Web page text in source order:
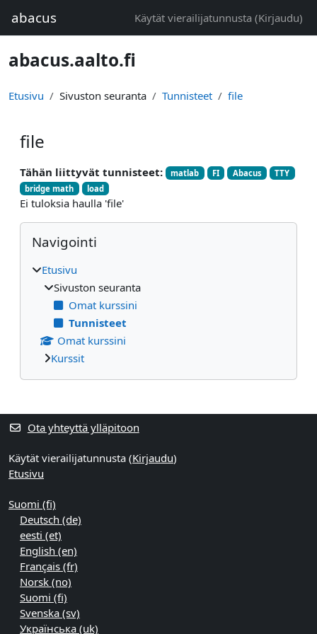
abacus Käytät vierailijatunnusta (Kirjaudu)
abacus.aalto.fi
Etusivu Sivuston seuranta Tunnisteet file
file
Tähän liittyvät tunnisteet: matlab FI Abacus
TTY
bridge math
load
Ei tuloksia haulla 'file'
Lohkot
Ohita Navigointi
Navigointi
Etusivu
Sivuston seuranta
Omat kurssini
Tunnisteet
Omat kurssini
Kurssit
Täydentävät lohkot
Ota yhteyttä ylläpitoon
Käytät vierailijatunnusta (Kirjaudu)
Etusivu
Suomi ‎(fi)‎
Deutsch ‎(de)‎
eesti ‎(et)‎
English ‎(en)‎
Français ‎(fr)‎
Norsk ‎(no)‎
Suomi ‎(fi)‎
Svenska ‎(sv)‎
Українська ‎(uk)‎